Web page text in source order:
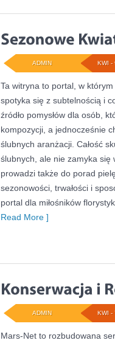
KWI -
ADMIN
Ta witryna to portal, w
spotyka się z subtelnością i
źródło pomysłów dla osób,
kompozycji, a jednocześnie
ślubnych aranżacji. Całość
ślubnych, ale nie zamyka się
prowadzi także do porad
sezonowości, trwałości i
portal dla miłośników
Read More ]
KWI -
ADMIN
Mars-Net to rozbudowana